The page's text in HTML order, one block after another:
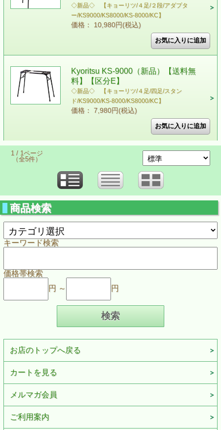
◇新品◇ 【キョーリツ/４足/２段/アダプタ
ー/KS9000/KS8000/KS-8000/KC】
価格： 10,980円(税込)
Kyoritsu KS-9000（新品）【送料無
料】【区分E】
◇新品◇ 【キョーリツ/４足/四足/スタン
ド/KS9000/KS-8000/KS8000/KC】
価格： 7,980円(税込)
1 / 1ページ
（全5件）
商品検索
キーワード検索
価格帯検索
円 ～
円
お店のトップへ戻る
カートを見る
メルマガ会員
ご利用案内